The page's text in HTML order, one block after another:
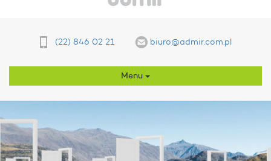
(22) 846 02 21 biuro@admir.com.pl
Menu